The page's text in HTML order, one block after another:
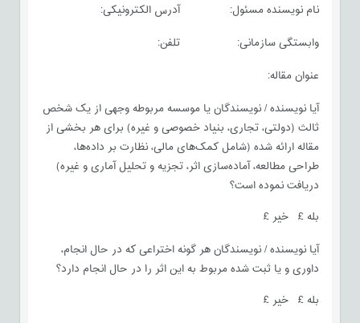
نام نویسنده مسئول:
آدرس الکترونیکی:
وابستگی سازمانی:
تلفن:
عنوان مقاله:
آیا نویسنده / نویسندگان یا موسسه مربوطه وجهی از یک شخص
ثالث (دولتی، تجاری، بنیاد خصوصی و غیره) برای هر بخشی از
مقاله ارائه شده (شامل کمک‌های مالی، نظارت بر داده‌ها،
طراحی مطالعه، آماده‌سازی اثر، تجزیه و تحلیل آماری و غیره)
دریافت نموده است؟
بله £ خیر £
آیا نویسنده / نویسندگان هر گونه اختراعی که در حال انجام،
داوری و یا ثبت شده مربوط به این اثر را در حال انجام دارد؟
بله £ خیر £